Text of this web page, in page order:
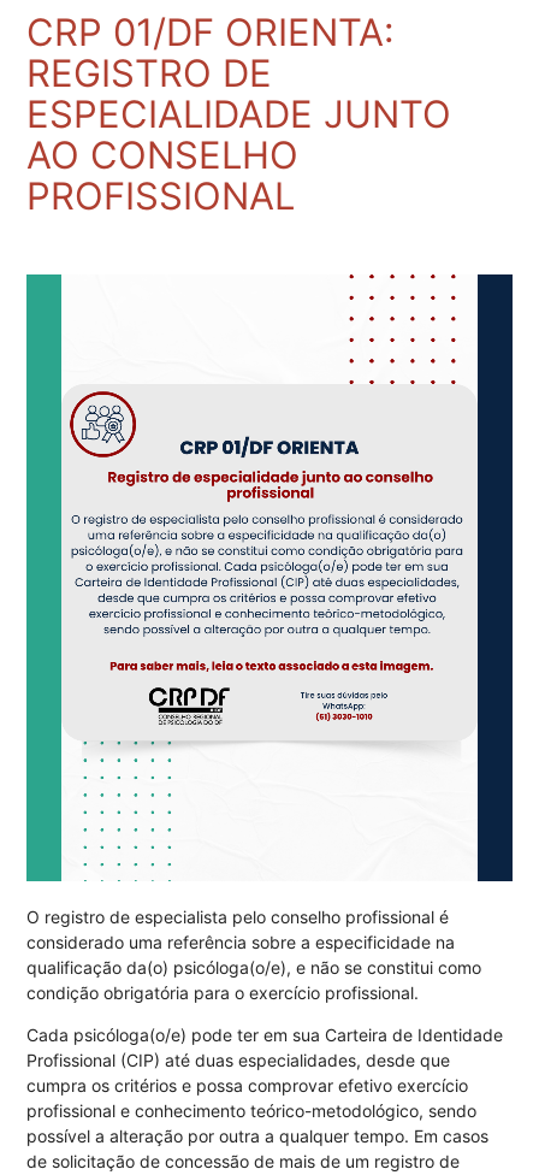
CRP 01/DF ORIENTA:
REGISTRO DE
ESPECIALIDADE JUNTO
AO CONSELHO
PROFISSIONAL
O registro de especialista pelo conselho profissional é
considerado uma referência sobre a especificidade na
qualificação da(o) psicóloga(o/e), e não se constitui como
condição obrigatória para o exercício profissional.
Cada psicóloga(o/e) pode ter em sua Carteira de Identidade
Profissional (CIP) até duas especialidades, desde que
cumpra os critérios e possa comprovar efetivo exercício
profissional e conhecimento teórico-metodológico, sendo
possível a alteração por outra a qualquer tempo. Em casos
de solicitação de concessão de mais de um registro de